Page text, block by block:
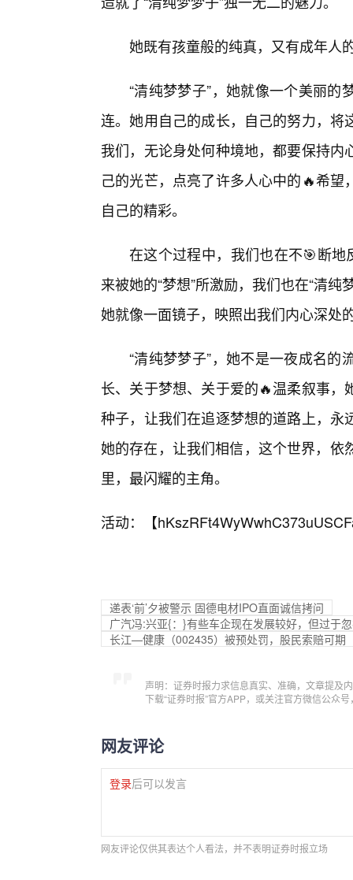
她既有孩童般的纯真，又有成年人
“清纯梦梦子”，她就像一个美丽
连。她用自己的成长，自己的努力，
我们，无论身处何种境地，都要保持
己的光芒，点亮了许多人心中的🔥希
自己的精彩。
在这个过程中，我们也在不🎯断地
来被她的“梦想”所激励，我们也在“清
她就像一面镜子，映照出我们内心深处
“清纯梦梦子”，她不是一夜成名
长、关于梦想、关于爱的🔥温柔叙事
种子，让我们在追逐梦想的道路上，
她的存在，让我们相信，这个世界，
里，最闪耀的主角。
活动：【
递表‘前’夕被警示 固德电材IPO直面诚信拷问
广汽冯:兴亚{：}有些车企现在发展较好，但过于
长江—健康（002435）被预处罚，股民索赔可期
声明：证券时报力求信息真实、准确，文章提及
下载“证券时报”官方APP，或关注官方微信公众
网友评论
登录后可以发言
网友评论仅供其表达个人看法，并不表明证券时报立场